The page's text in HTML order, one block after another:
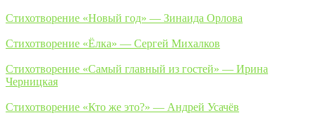
Стихотворение «Новый год» — Зинаида Орлова
Стихотворение «Ёлка» — Сергей Михалков
Стихотворение «Самый главный из гостей» — Ирина
Черницкая
Стихотворение «Кто же это?» — Андрей Усачёв